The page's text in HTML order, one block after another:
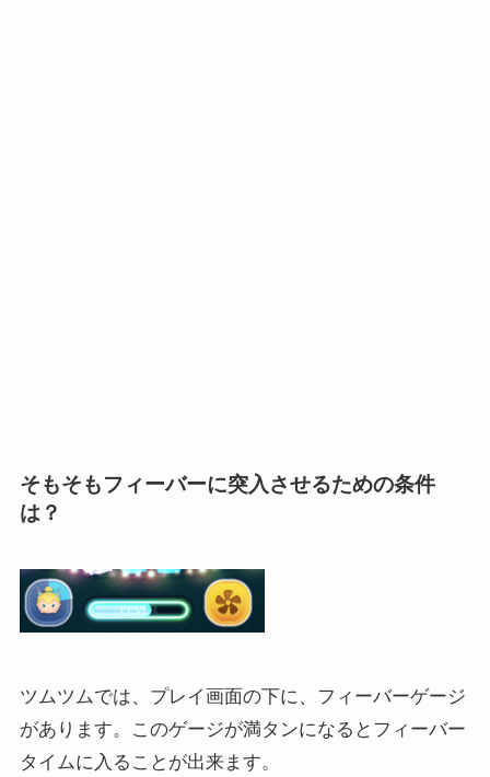
そもそもフィーバーに突入させるための条件
は？
ツムツムでは、プレイ画面の下に、フィーバーゲージ
があります。このゲージが満タンになるとフィーバー
タイムに入ることが出来ます。